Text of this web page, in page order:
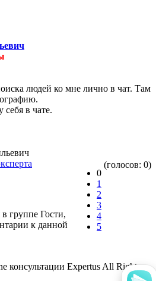
людей ко мне лично в чат. Там
в чате.
0
1
2
3
4
5
(голосов: 0)
группе Гости,
к данной
консультации Expertus All Rights